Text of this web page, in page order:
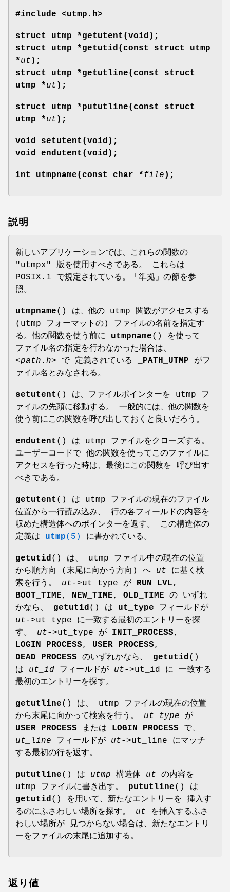
#include <utmp.h>
struct utmp *getutent(void);
struct utmp *getutid(const struct utmp
*ut );
struct utmp *getutline(const struct
utmp *ut );
struct utmp *pututline(const struct
utmp *ut );
void setutent(void);
void endutent(void);
int utmpname(const char *file );
説明
新しいアプリケーションでは、これらの関数の
"utmpx" 版を使用すべきである。 これらは
POSIX.1 で規定されている。「準拠」の節を参
照。
utmpname() は、他の utmp 関数がアクセスする
(utmp フォーマットの) ファイルの名前を指定す
る。他の関数を使う前に utmpname() を使って
ファイル名の指定を行わなかった場合は、
<path.h> で 定義されている _PATH_UTMP がフ
ァイル名とみなされる。
setutent () は、ファイルポインターを utmp フ
ァイルの先頭に移動する。 一般的には、他の関数を
使う前にこの関数を呼び出しておくと良いだろう。
endutent () は utmp ファイルをクローズする。
ユーザーコードで 他の関数を使ってこのファイルに
アクセスを行った時は、最後にこの関数を 呼び出す
べきである。
getutent () は utmp ファイルの現在のファイル
位置から一行読み込み、 行の各フィールドの内容を
収めた構造体へのポインターを返す。 この構造体の
定義は utmp(5) に書かれている。
getutid () は、 utmp ファイル中の現在の位置
から順方向 (末尾に向かう方向) へ ut に基く検
索を行う。 ut->ut_type が RUN_LVL,
BOOT_TIME, NEW_TIME, OLD_TIME の いずれ
かなら、 getutid () は ut_type フィールドが
ut->ut_type に一致する最初のエントリーを探
す。 ut->ut_type が INIT_PROCESS,
LOGIN_PROCESS, USER_PROCESS,
DEAD_PROCESS のいずれかなら、 getutid ()
は ut_id フィールドが ut->ut_id に 一致する
最初のエントリーを探す。
getutline() は、 utmp ファイルの現在の位置
から末尾に向かって検索を行う。 ut_type が
USER_PROCESS または LOGIN_PROCESS で、
ut_line フィールドが ut->ut_line にマッチ
する最初の行を返す。
pututline() は utmp 構造体 ut の内容を
utmp ファイルに書き出す。 pututline() は
getutid () を用いて、新たなエントリーを 挿入す
るのにふさわしい場所を探す。 ut を挿入するふさ
わしい場所が 見つからない場合は、新たなエントリ
ーをファイルの末尾に追加する。
返り値